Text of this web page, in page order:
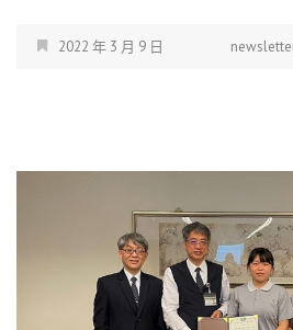
2022 年 3 月 9 日